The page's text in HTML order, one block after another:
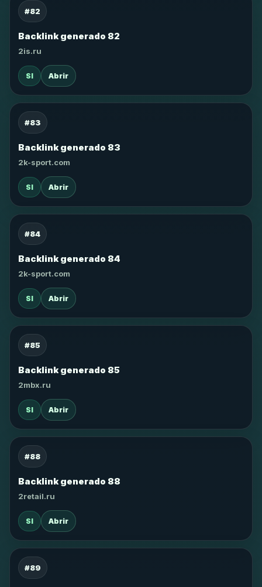
#82
Backlink generado 82
2is.ru
SI Abrir
#83
Backlink generado 83
2k-sport.com
SI Abrir
#84
Backlink generado 84
2k-sport.com
SI Abrir
#85
Backlink generado 85
2mbx.ru
SI Abrir
#88
Backlink generado 88
2retail.ru
SI Abrir
#89